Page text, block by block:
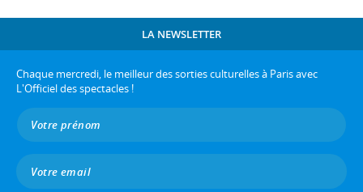
LA NEWSLETTER
Chaque mercredi, le meilleur des sorties culturelles à Paris avec
L'Officiel des spectacles !